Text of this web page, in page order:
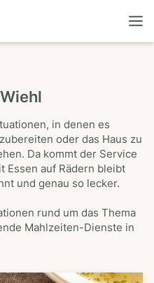
in denen es
oder das Haus zu
Da kommt der Service
Essen auf Rädern bleibt
und genau so lecker.
rund um das Thema
Mahlzeiten-Dienste in